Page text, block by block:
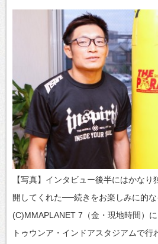
【写真】インタビュー後半にはかな
開してくれた──続きをお楽しみに的
(C)MMAPLANET 7（金・現地時間）
トゥウンア・インドアスタジアムで行